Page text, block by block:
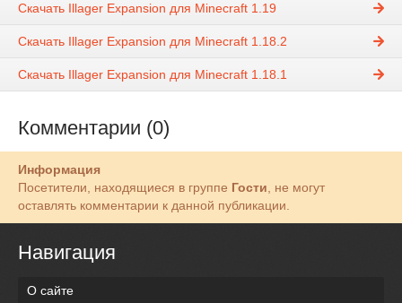
Скачать Illager Expansion для Minecraft 1.19
Скачать Illager Expansion для Minecraft 1.18.2
Скачать Illager Expansion для Minecraft 1.18.1
Комментарии (0)
Информация
Посетители, находящиеся в группе Гости, не могут
оставлять комментарии к данной публикации.
Навигация
О сайте